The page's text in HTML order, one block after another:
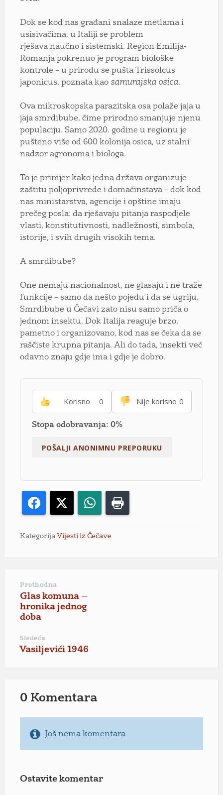
Dok se kod nas građani snalaze metlama i
usisivačima, u Italiji se problem
rješava naučno i sistemski. Region Emilija-
Romanja pokrenuo je program biološke
kontrole – u prirodu se pušta Trissolcus
japonicus, poznata kao samurajska osica.
Ova mikroskopska parazitska osa polaže jaja u
jaja smrdibube, čime prirodno smanjuje njenu
populaciju. Samo 2020. godine u regionu je
pušteno više od 600 kolonija osica, uz stalni
nadzor agronoma i biologa.
To je primjer kako jedna država organizuje
zaštitu poljoprivrede i domaćinstava – dok kod
nas ministarstva, agencije i opštine imaju
prečeg posla: da rješavaju pitanja raspodjele
vlasti, konstitutivnosti, nadležnosti, simbola,
istorije, i svih drugih visokih tema.
A smrdibube?
One nemaju nacionalnost, ne glasaju i ne traže
funkcije – samo da nešto pojedu i da se ugriju.
Smrdibube u Čečavi zato nisu samo priča o
jednom insektu. Dok Italija reaguje brzo,
pametno i organizovano, kod nas se čeka da se
raščiste krupna pitanja. Ali do tada, insekti već
odavno znaju gdje ima i gdje je dobro.
Korisno 0 Nije korisno 0
Stopa odobravanja: 0%
Facebook WhatsApp
Kategorija Vijesti iz Čečave
Prethodna
Glas komuna —
hronika jednog
doba
Sledeća
Vasiljevići 1946
0 Komentara
Još nema komentara
Ostavite komentar